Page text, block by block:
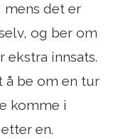
mens det er
og ber om
ekstra innsats.
å be om en tur
komme i
en.